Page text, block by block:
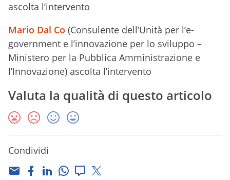
ascolta l’intervento
Mario Dal Co (Consulente dell’Unità per l’e-
government e l’innovazione per lo sviluppo –
Ministero per la Pubblica Amministrazione e
l’Innovazione) ascolta l’intervento
Valuta la qualità di questo articolo
Condividi